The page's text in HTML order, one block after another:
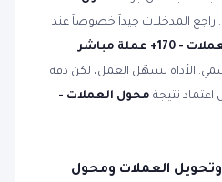
. راجع المدخلات جيداً خصوصاً عند
عملة مباشر
الأداة تسهّل العمل، لكن دقة
نتيجة محول العملات -
العملات ومحول